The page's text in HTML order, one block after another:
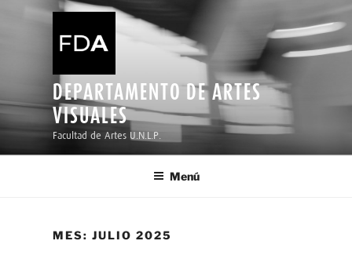
DEPARTAMENTO DE ARTES
VISUALES
Facultad de Artes U.N.L.P.
Menú
MES:JULIO 2025